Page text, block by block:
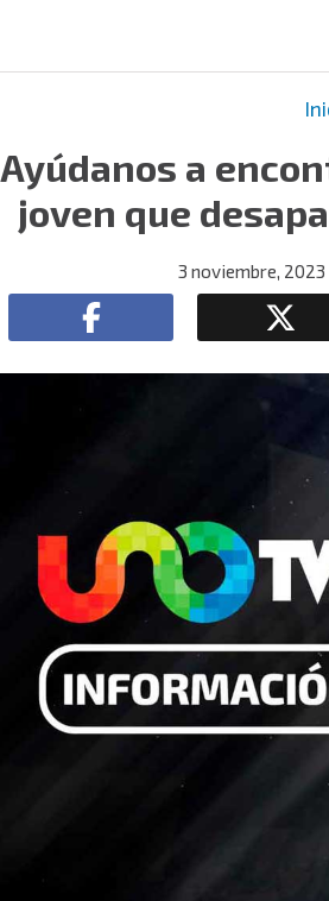
Ayúdanos a
joven que
3 noviembre, 2023